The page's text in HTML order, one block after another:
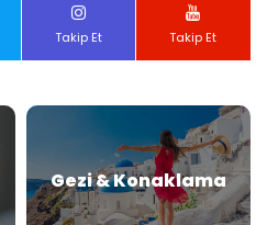
Takip Et Takip Et
Gezi & Konaklama